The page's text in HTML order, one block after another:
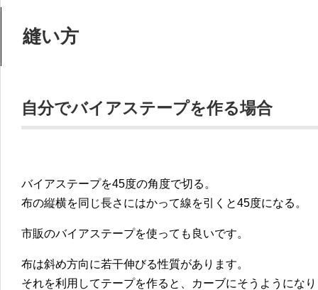
縫い方
自分でバイアステープを作る場合
バイアステープを45度の角度で切る。
布の縦横を同じ長さにはかって線を引くと45度になる。
市販のバイアステープを使っても良いです。
布は斜め方向に若干伸びる性質があります。
それを利用してテープを作ると、カーブにそうようにな